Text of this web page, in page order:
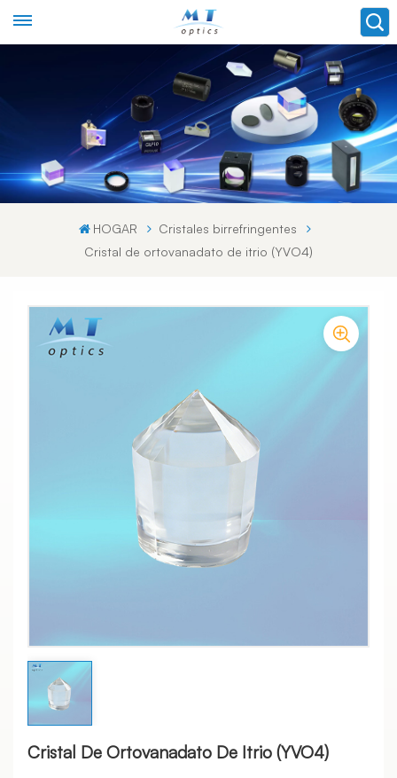
HOGAR
Cristales birrefringentes
Cristal de ortovanadato de itrio (YVO4)
Cristal De Ortovanadato De Itrio (YVO4)